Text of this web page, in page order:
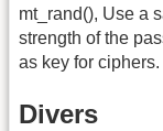
mt_rand(), Use a
strength of the
as key for ciphers.
Divers